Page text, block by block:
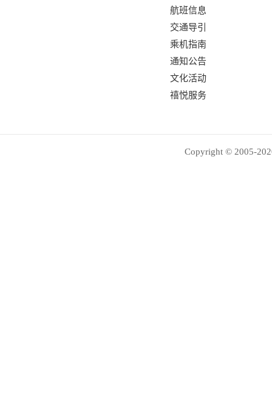
航班信息
交通导引
乘机指南
通知公告
文化活动
禧悦服务
Copyright © 2005-